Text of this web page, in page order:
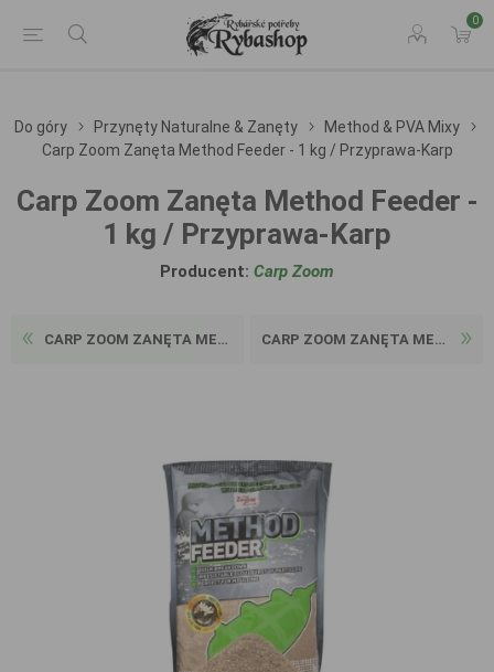
0
Do góry Przynęty Naturalne & Zanęty
Method & PVA Mixy
Carp Zoom Zanęta Method Feeder - 1 kg / Przyprawa-Karp
Carp Zoom Zanęta Method Feeder -
1 kg / Przyprawa-Karp
Producent: Carp Zoom
CARP ZOOM ZANĘTA METHOD FEE... CARP ZOOM ZANĘTA METHOD FEE...